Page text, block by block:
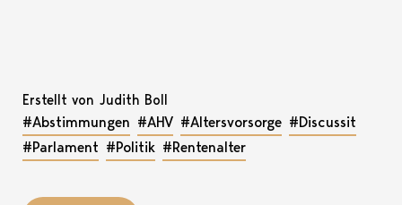
Erstellt von Judith Boll
#Abstimmungen #AHV #Altersvorsorge #Discussit
#Parlament #Politik #Rentenalter